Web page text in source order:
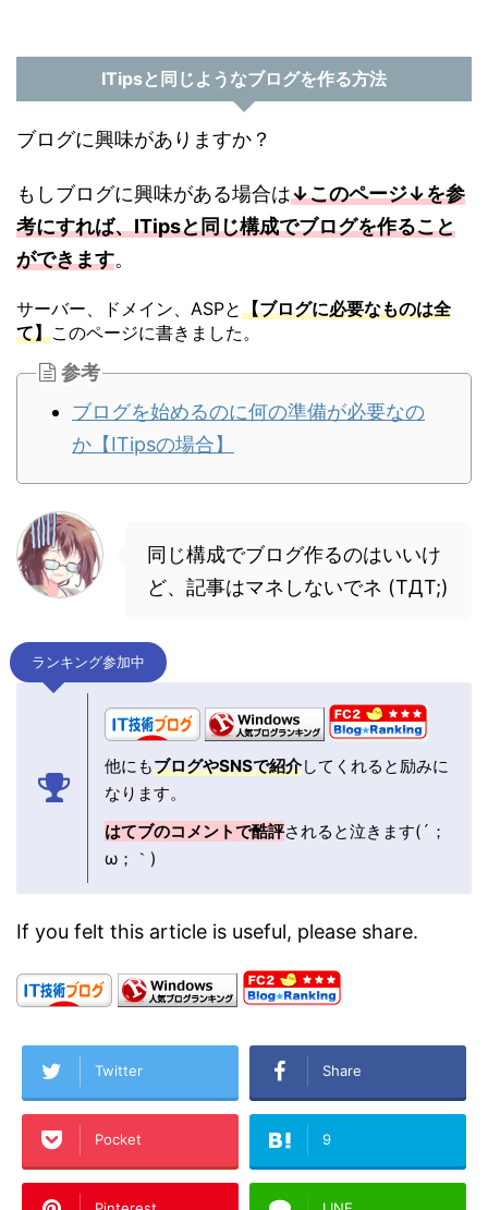
ITipsと同じようなブログを作る方法
ブログに興味がありますか？
もしブログに興味がある場合は↓このページ↓を参
考にすれば、ITipsと同じ構成でブログを作ること
ができます。
サーバー、ドメイン、ASPと【ブログに必要なものは全
て】このページに書きました。
参考
ブログを始めるのに何の準備が必要なの
か【ITipsの場合】
同じ構成でブログ作るのはいいけ
ど、記事はマネしないでネ (TДT;)
ランキング参加中
他にもブログやSNSで紹介してくれると励みに
なります。
はてブのコメントで酷評されると泣きます(´；
ω；｀)
If you felt this article is useful, please share.
Twitter Share
Pocket 9